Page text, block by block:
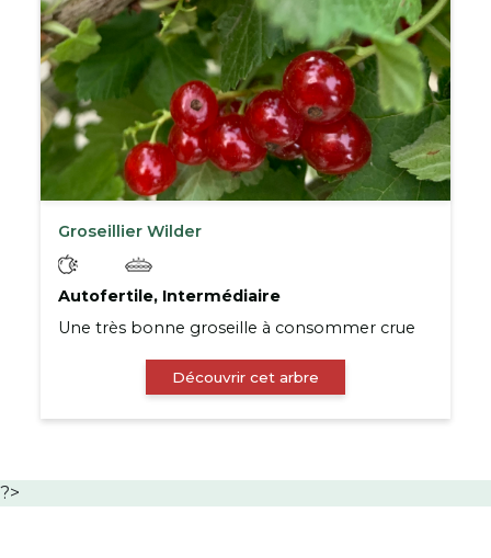
Groseillier Wilder
Autofertile, Intermédiaire
Une très bonne groseille à consommer crue
Découvrir cet arbre
?>